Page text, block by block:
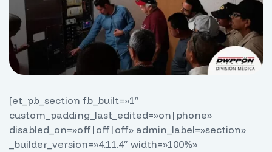
[et_pb_section fb_built=»1″
custom_padding_last_edited=»on|phone»
disabled_on=»off|off|off» admin_label=»section»
_builder_version=»4.11.4″ width=»100%»